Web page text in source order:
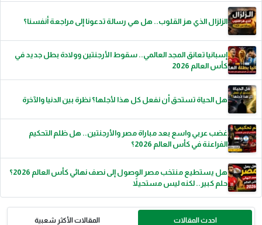
الزلزال الذي هز القلوب.. هل هي رسالة تدعونا إلى مراجعة أنفسنا؟
إسبانيا تعانق المجد العالمي.. سقوط الأرجنتين وولادة بطل جديد في
كأس العالم 2026
هل الحياة تستحق أن نفعل كل هذا لأجلها؟ نظرة بين الدنيا والآخرة
غضب عربي واسع بعد مباراة مصر والأرجنتين.. هل ظلم التحكيم
الفراعنة في كأس العالم 2026؟
هل يستطيع منتخب مصر الوصول إلى نصف نهائي كأس العالم 2026؟
حلم كبير.. لكنه ليس مستحيلاً
احدث المقالات المقالات الأكثر شعبية